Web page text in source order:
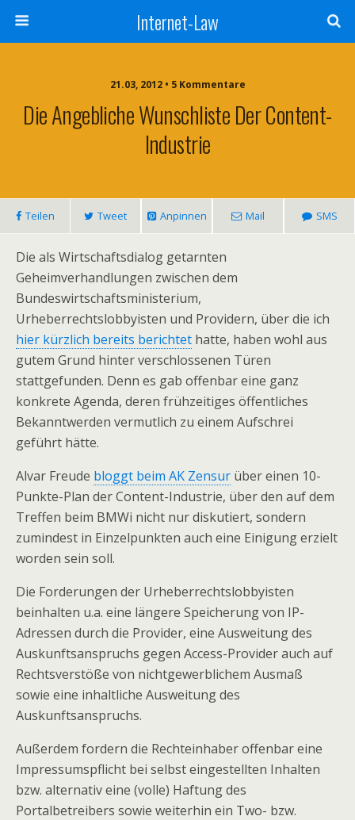
Internet-Law
21.03, 2012 • 5 Kommentare
Die Angebliche Wunschliste Der Content-
Industrie
Teilen Tweet Anpinnen Mail SMS
Die als Wirtschaftsdialog getarnten
Geheimverhandlungen zwischen dem
Bundeswirtschaftsministerium,
Urheberrechtslobbyisten und Providern, über die ich
hier kürzlich bereits berichtet hatte, haben wohl aus
gutem Grund hinter verschlossenen Türen
stattgefunden. Denn es gab offenbar eine ganz
konkrete Agenda, deren frühzeitiges öffentliches
Bekanntwerden vermutlich zu einem Aufschrei
geführt hätte.
Alvar Freude bloggt beim AK Zensur über einen 10-
Punkte-Plan der Content-Industrie, über den auf dem
Treffen beim BMWi nicht nur diskutiert, sondern
zumindest in Einzelpunkten auch eine Einigung erzielt
worden sein soll.
Die Forderungen der Urheberrechtslobbyisten
beinhalten u.a. eine längere Speicherung von IP-
Adressen durch die Provider, eine Ausweitung des
Auskunftsanspruchs gegen Access-Provider auch auf
Rechtsverstöße von nichtgewerblichem Ausmaß
sowie eine inhaltliche Ausweitung des
Auskunftsanspruchs.
Außerdem fordern die Rechteinhaber offenbar eine
Impressumspflicht bei selbst eingestellten Inhalten
bzw. alternativ eine (volle) Haftung des
Portalbetreibers sowie weiterhin ein Two- bzw.